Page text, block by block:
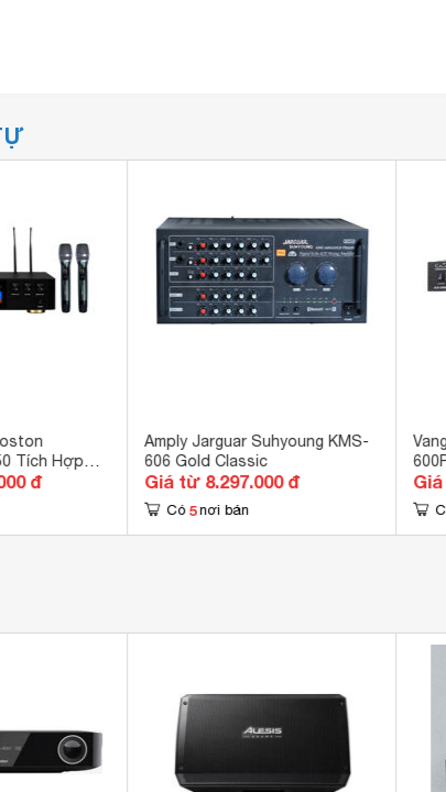
Tích Hợp
đ
Amply Jarguar Suhyoung KMS-
606 Gold Classic
Giá từ 8.297.000 đ
Có 5 nơi bán